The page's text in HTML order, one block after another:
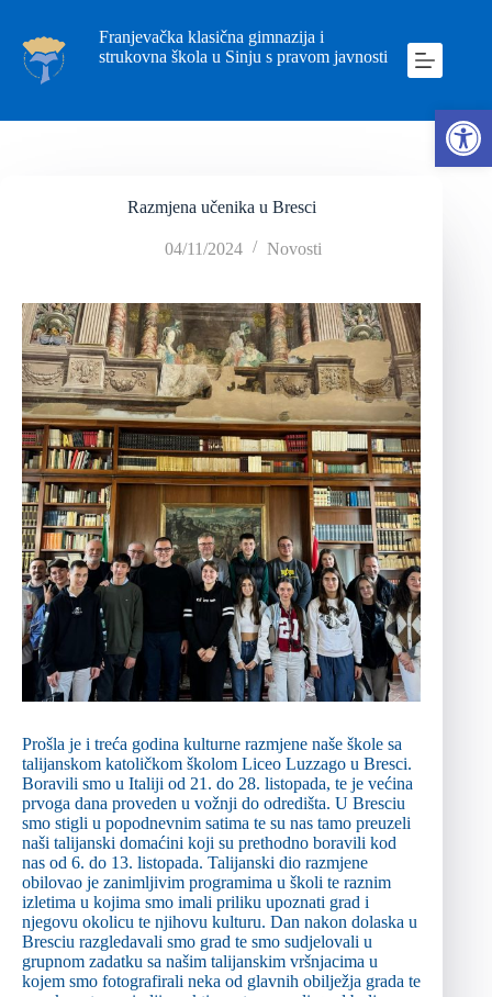
Franjevačka klasična gimnazija i
strukovna škola u Sinju s pravom javnosti
Razmjena učenika u Bresci
04/11/2024 Novosti
Prošla je i treća godina kulturne razmjene naše škole sa
talijanskom katoličkom školom Liceo Luzzago u Bresci.
Boravili smo u Italiji od 21. do 28. listopada, te je većina
prvoga dana proveden u vožnji do odredišta. U Bresciu
smo stigli u popodnevnim satima te su nas tamo preuzeli
naši talijanski domaćini koji su prethodno boravili kod
nas od 6. do 13. listopada. Talijanski dio razmjene
obilovao je zanimljivim programima u školi te raznim
izletima u kojima smo imali priliku upoznati grad i
njegovu okolicu te njihovu kulturu. Dan nakon dolaska u
Bresciu razgledavali smo grad te smo sudjelovali u
grupnom zadatku sa našim talijanskim vršnjacima u
kojem smo fotografirali neka od glavnih obilježja grada te